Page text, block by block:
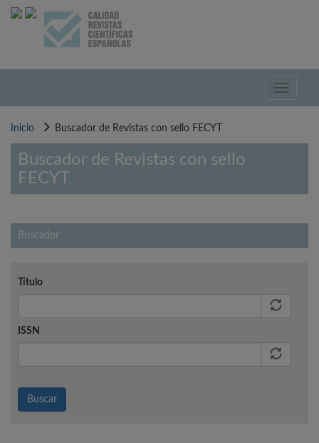
Pasar
Toggle
Inicio Buscador de Revistas con sello FECYT
Buscador de Revistas con sello
FECYT
Buscador
Título
ISSN
Buscar